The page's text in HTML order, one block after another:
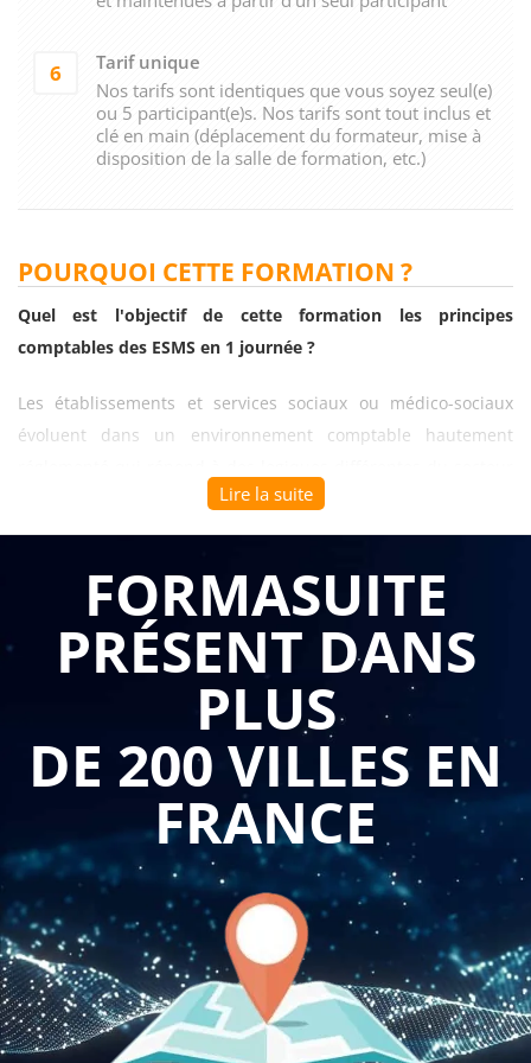
6
Tarif unique
Nos tarifs sont identiques que vous soyez seul(e)
ou 5 participant(e)s. Nos tarifs sont tout inclus et
clé en main (déplacement du formateur, mise à
disposition de la salle de formation, etc.)
POURQUOI CETTE FORMATION ?
Quel est l'objectif de cette formation les principes
comptables des ESMS en 1 journée ?
Les établissements et services sociaux ou médico-sociaux
évoluent dans un environnement comptable hautement
privé classique. Entre l'instruction comptable spécifique, la
gestion de l'État des Prévisions de Recettes et de Dépenses et
gestionnaires doivent maîtriser des mécanismes financiers
particuliers. Cette complexité administrative peut ralentir la
prise de décision et compliquer le dialogue avec les
Cette formation les principes comptables des ESMS en 1
journée
permet aux professionnels du secteur social et
médico-social de s'approprier rapidement les fondamentaux
de la comptabilité applicable à leur structure. Les
participants se familiarisent avec l'instruction comptable qui
régit les ESSMS, comprennent la logique de construction et
de suivi de l'EPRD, et apprennent à produire les annexes
obligatoires dans les délais impartis. L'apprentissage couvre
également l'articulation entre comptabilité administrative et
comptabilité de gestion, permettant d'exploiter le compte
Lire la suite
FORMASUITE
PRÉSENT DANS
PLUS
DE 200 VILLES EN
FRANCE